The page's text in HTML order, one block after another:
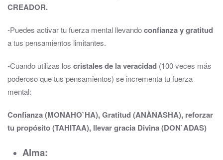
CREADOR.
-Puedes activar tu fuerza mental llevandoconfianza y gratitud
a tus pensamientos limitantes.
-Cuando utilizas los cristales de la veracidad (100 veces más
poderoso que tus pensamientos) se incrementa tu fuerza
mental:
Confianza (MONAHO`HA), Gratitud (ANÀNASHA), reforzar
tu propósito (TAHITAA), llevar gracia Divina (DON`ADAS)
Alma: